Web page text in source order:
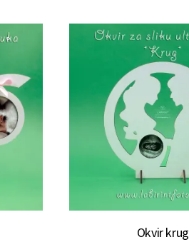
Okvir krug